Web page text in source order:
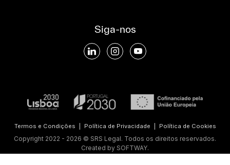
Siga-nos
Termos e Condições Política de Privacidade Política de Cookies
Copyright 2022 - 2026 © SRS Legal. Todos os direitos reservados.
Created by SOFTWAY.